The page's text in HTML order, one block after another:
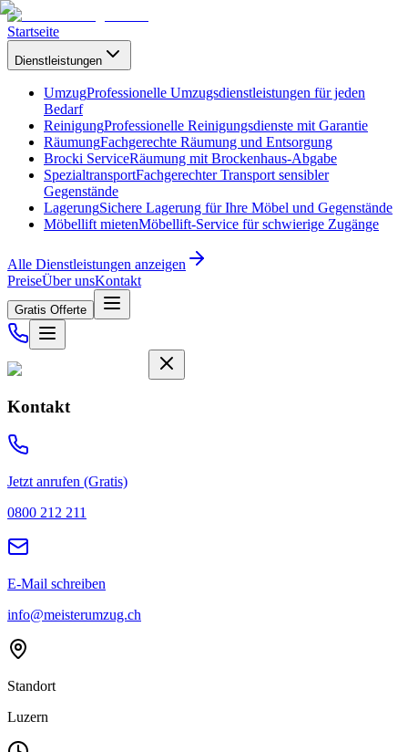
Startseite
Dienstleistungen
UmzugProfessionelle Umzugsdienstleistungen für jeden
Bedarf
ReinigungProfessionelle Reinigungsdienste mit Garantie
RäumungFachgerechte Räumung und Entsorgung
Brocki ServiceRäumung mit Brockenhaus-Abgabe
SpezialtransportFachgerechter Transport sensibler
Gegenstände
LagerungSichere Lagerung für Ihre Möbel und Gegenstände
Möbellift mietenMöbellift-Service für schwierige Zugänge
Alle Dienstleistungen anzeigen
PreiseÜber unsKontakt
Gratis Offerte
Kontakt
Jetzt anrufen (Gratis)
0800 212 211
E-Mail schreiben
info@meisterumzug.ch
Standort
Luzern